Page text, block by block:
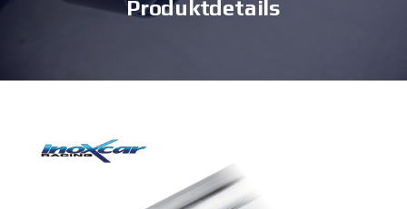
Produktdetails